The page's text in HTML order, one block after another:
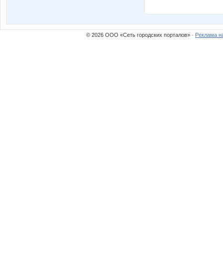
© 2026 ООО «Сеть городских порталов» · Реклама